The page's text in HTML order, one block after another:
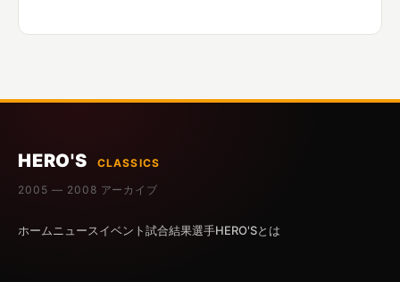
HERO'S
CLASSICS
2005 — 2008 アーカイブ
ホームニュースイベント試合結果選手HERO'Sとは